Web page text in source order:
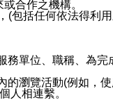
合作之機構。
括任何依法得利
單位、職稱、為
瀏覽活動(例如，
人相連繫。